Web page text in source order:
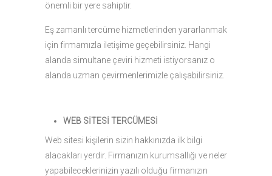
önemli bir yere sahiptir.
Eş zamanlı tercüme hizmetlerinden yararlanmak
için firmamızla iletişime geçebilirsiniz. Hangi
alanda simultane çeviri hizmeti istiyorsanız o
alanda uzman çevirmenlerimizle çalışabilirsiniz.
WEB SİTESİ TERCÜMESİ
Web sitesi kişilerin sizin hakkınızda ilk bilgi
alacakları yerdir. Firmanızın kurumsallığı ve neler
yapabileceklerinizin yazılı olduğu firmanızın